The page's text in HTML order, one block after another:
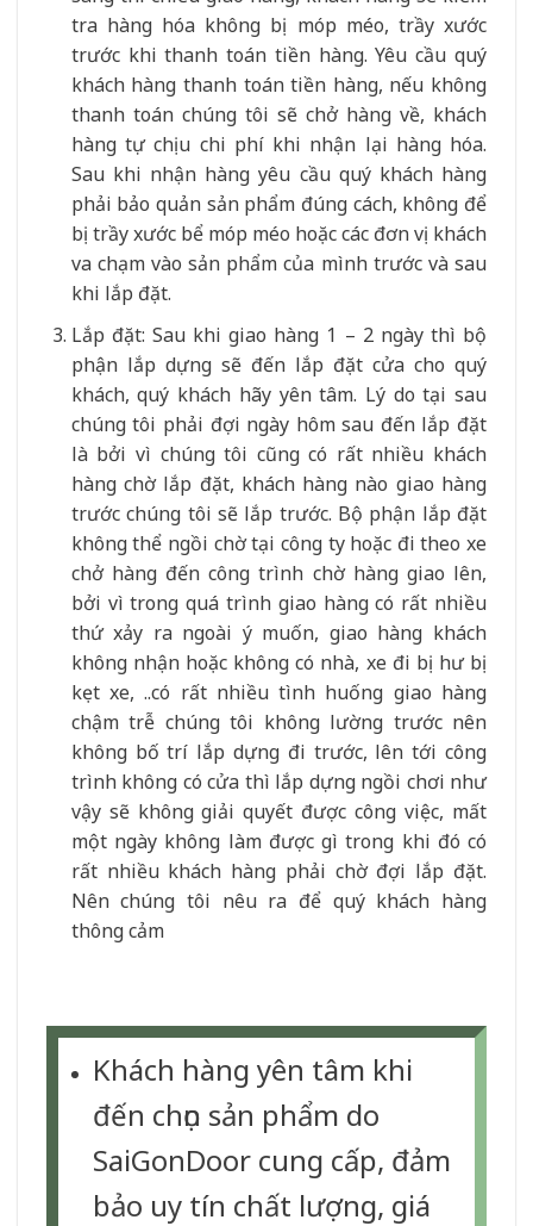
tra hàng hóa không bị móp méo, trầy xước
trước khi thanh toán tiền hàng. Yêu cầu quý
khách hàng thanh toán tiền hàng, nếu không
thanh toán chúng tôi sẽ chở hàng về, khách
hàng tự chịu chi phí khi nhận lại hàng hóa.
Sau khi nhận hàng yêu cầu quý khách hàng
phải bảo quản sản phẩm đúng cách, không để
bị trầy xước bể móp méo hoặc các đơn vị khách
va chạm vào sản phẩm của mình trước và sau
khi lắp đặt.
Lắp đặt: Sau khi giao hàng 1 – 2 ngày thì bộ
phận lắp dựng sẽ đến lắp đặt cửa cho quý
khách, quý khách hãy yên tâm. Lý do tại sau
chúng tôi phải đợi ngày hôm sau đến lắp đặt
là bởi vì chúng tôi cũng có rất nhiều khách
hàng chờ lắp đặt, khách hàng nào giao hàng
trước chúng tôi sẽ lắp trước. Bộ phận lắp đặt
không thể ngồi chờ tại công ty hoặc đi theo xe
chở hàng đến công trình chờ hàng giao lên,
bởi vì trong quá trình giao hàng có rất nhiều
thứ xảy ra ngoài ý muốn, giao hàng khách
không nhận hoặc không có nhà, xe đi bị hư bị
kẹt xe, ..có rất nhiều tình huống giao hàng
chậm trễ chúng tôi không lường trước nên
không bố trí lắp dựng đi trước, lên tới công
trình không có cửa thì lắp dựng ngồi chơi như
vậy sẽ không giải quyết được công việc, mất
một ngày không làm được gì trong khi đó có
rất nhiều khách hàng phải chờ đợi lắp đặt.
Nên chúng tôi nêu ra để quý khách hàng
thông cảm
Khách hàng yên tâm khi
đến chọn sản phẩm do
SaiGonDoor cung cấp, đảm
bảo uy tín chất lượng, giá